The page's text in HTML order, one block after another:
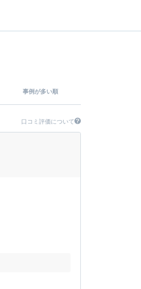
事例が多い順
口コミ評価について